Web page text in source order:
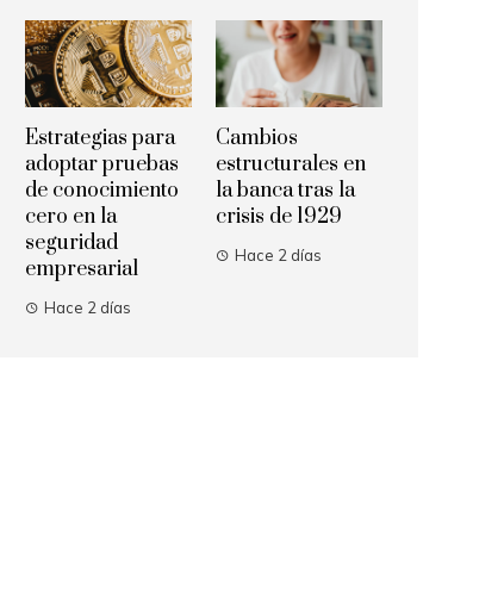
Estrategias para
adoptar pruebas
de conocimiento
cero en la
seguridad
empresarial
Hace 2 días
Cambios
estructurales en
la banca tras la
crisis de 1929
Hace 2 días